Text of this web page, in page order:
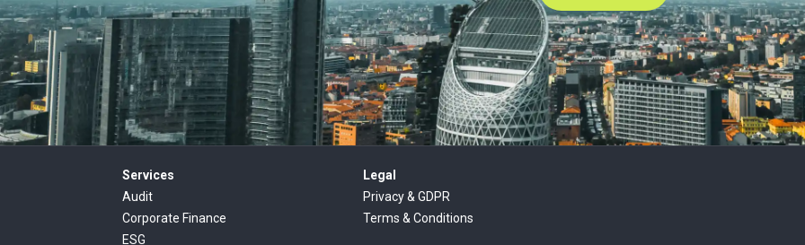
Services
Audit
Corporate Finance
ESG
Legal
Privacy & GDPR
Terms & Conditions